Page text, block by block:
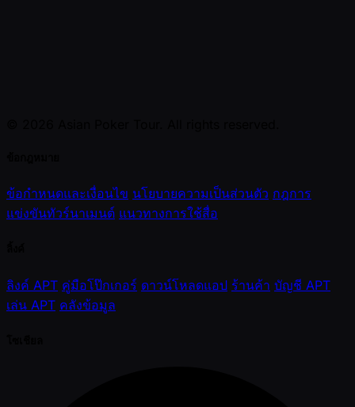
ข้อกำหนดและเงื่อนไข นโยบายความเป็นส่วนตัว กฎการ
แข่งขันทัวร์นาเมนต์ แนวทางการใช้สื่อ
ลิงค์ APT คู่มือโป๊กเกอร์ ดาวน์โหลดแอป ร้านค้า บัญชี APT
เล่น APT คลังข้อมูล